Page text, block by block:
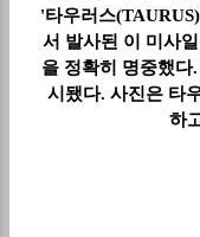
'타우러스
서 발사된 이 미사
을 정확히 명중했다
시됐다. 사진은 타
하